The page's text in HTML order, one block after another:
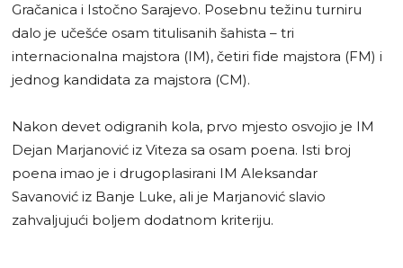
Gračanica i Istočno Sarajevo. Posebnu težinu turniru
dalo je učešće osam titulisanih šahista – tri
internacionalna majstora (IM), četiri fide majstora (FM) i
jednog kandidata za majstora (CM).
Nakon devet odigranih kola, prvo mjesto osvojio je IM
Dejan Marjanović iz Viteza sa osam poena. Isti broj
poena imao je i drugoplasirani IM Aleksandar
Savanović iz Banje Luke, ali je Marjanović slavio
zahvaljujući boljem dodatnom kriteriju.